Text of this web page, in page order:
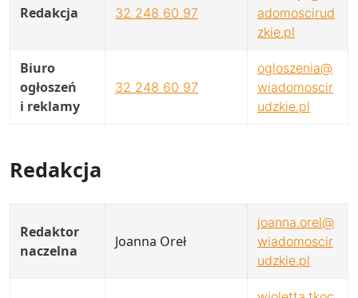
Redakcja 32 248 60 97
adomoscirud
zkie.pl
Biuro
ogłoszeń
i reklamy
32 248 60 97
ogloszenia@
wiadomoscir
udzkie.pl
Redakcja
Redaktor
naczelna
Joanna Oreł
joanna.orel@
wiadomoscir
udzkie.pl